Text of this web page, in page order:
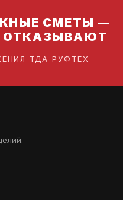
СМЕТЫ —
ОТКАЗЫВАЮТ
ТДА РУФТЕХ